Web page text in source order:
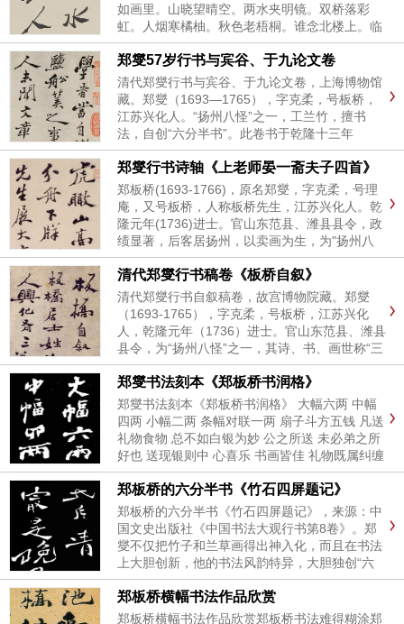
如画里。山晓望晴空。两水夹明镜。双桥落彩
虹。人烟寒橘柚。秋色老梧桐。谁念北楼上。临
风怀谢公。板桥郑燮。...
郑燮57岁行书与宾谷、于九论文卷
清代郑燮行书与宾谷、于九论文卷，上海博物馆
藏。郑燮（1693—1765），字克柔，号板桥，
江苏兴化人。“扬州八怪”之一，工兰竹，擅书
法，自创“六分半书”。此卷书于乾隆十三年
（1748），时年五十七岁。...
郑燮行书诗轴《上老师晏一斋夫子四首》
郑板桥(1693-1766)，原名郑燮，字克柔，号理
庵，又号板桥，人称板桥先生，江苏兴化人。乾
隆元年(1736)进士。官山东范县、潍县县令，政
绩显著，后客居扬州，以卖画为生，为"扬州八
怪"重要代表人物。清，郑燮行书诗轴，纵136.5
厘米，横74.5厘米。故宫博...
清代郑燮行书稿卷《板桥自叙》
清代郑燮行书自叙稿卷，故宫博物院藏。郑燮
（1693-1765），字克柔，号板桥，江苏兴化
人，乾隆元年（1736）进士。官山东范县、潍县
县令，为“扬州八怪”之一，其诗、书、画世称“三
绝”，擅画兰竹。乾隆己巳（1749年）郑燮57岁
书 板桥又记时年已五十八矣...
郑燮书法刻本《郑板桥书润格》
郑燮书法刻本《郑板桥书润格》 大幅六两 中幅
四两 小幅二两 条幅对联一两 扇子斗方五钱 凡送
礼物食物 总不如白银为妙 公之所送 未必弟之所
好也 送现银则中 心喜乐 书画皆佳 礼物既属纠缠
赊欠尤为赖帐年老神倦 亦不能陪诸君子作无益语
言也 画竹多于买竹钱 纸高六尺价三千 任渠话
旧...
郑板桥的六分半书《竹石四屏题记》
郑板桥的六分半书《竹石四屏题记》，来源：中
国文史出版社《中国书法大观行书第8卷》。郑
燮不仅把竹子和兰草画得出神入化，而且在书法
上大胆创新，他的书法风韵特异，大胆独创“六
分半书”，人称板桥体。其诗书画谓之“三绝”。清
人蒋士铨在其《忠雅堂诗集》中云：“板桥作字
如写兰，波磔奇古形翩翻；...
郑板桥横幅书法作品欣赏
郑板桥横幅书法作品欣赏郑板桥书法难得糊涂郑